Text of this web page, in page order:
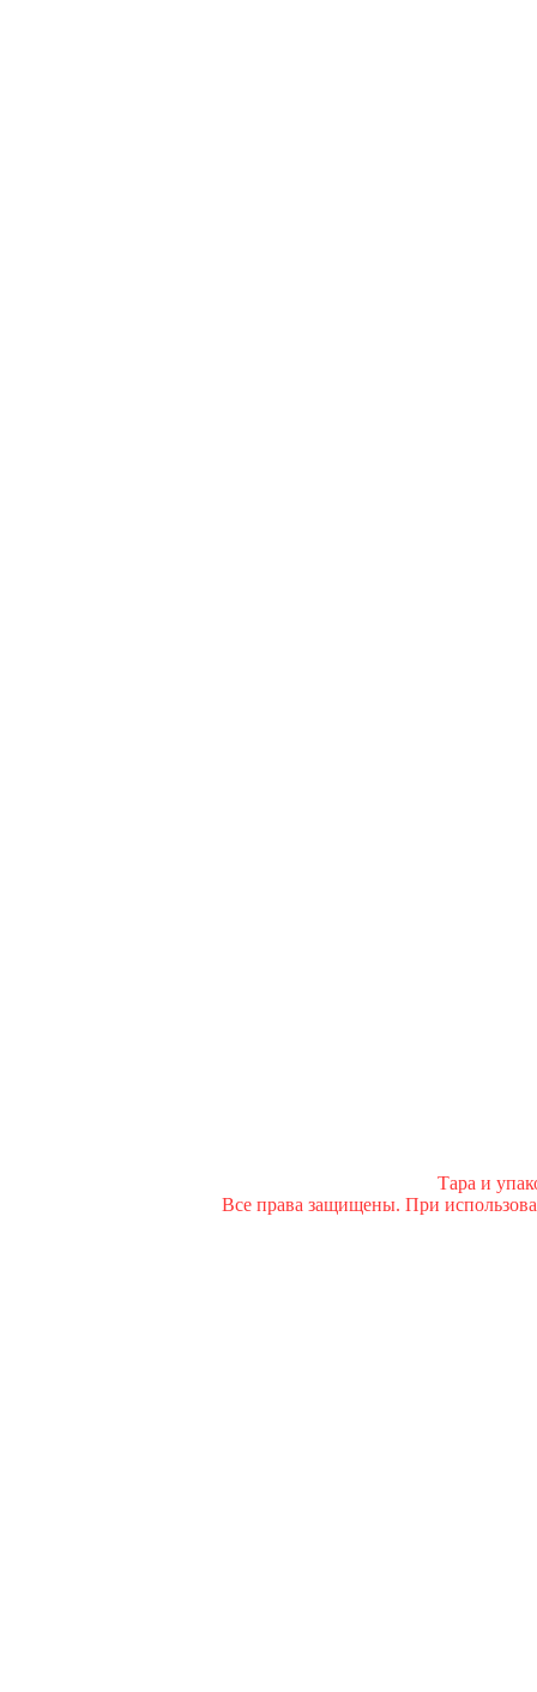
Тара и
Все права защищены. При